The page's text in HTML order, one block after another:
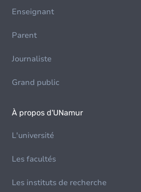
Enseignant
Parent
Journaliste
Grand public
À propos d'UNamur
L'université
Les facultés
Les instituts de recherche